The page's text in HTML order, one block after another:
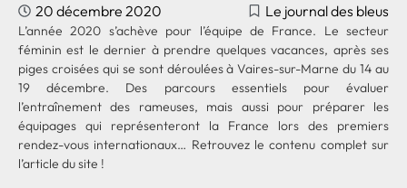
20 décembre 2020 Le journal des bleus
L’année 2020 s’achève pour l’équipe de France. Le secteur
féminin est le dernier à prendre quelques vacances, après ses
piges croisées qui se sont déroulées à Vaires-sur-Marne du 14 au
19 décembre. Des parcours essentiels pour évaluer
l’entraînement des rameuses, mais aussi pour préparer les
équipages qui représenteront la France lors des premiers
rendez-vous internationaux… Retrouvez le contenu complet sur
l’article du site !